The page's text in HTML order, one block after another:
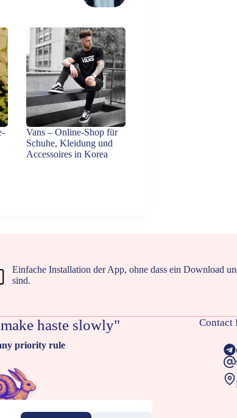
Vans – Online-Shop für
Schuhe, Kleidung und
Accessoires in Korea
Einfache Installation der App, ohne dass ein Download
sind.
haste slowly"
priority rule
Contact